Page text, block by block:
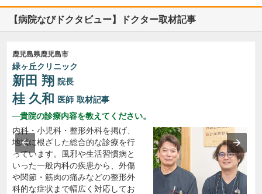
【病院なびドクタビュー】ドクター取材記事
鹿児島県鹿児島市
緑ヶ丘クリニック
新田 翔 院長
桂 久和 医師 取材記事
貴院の診療内容を教えてください。
内科・小児科・整形外科を掲げ、
地域に根ざした総合的な診療を行
っています。風邪や生活習慣病と
いった一般内科の疾患から、外傷
や関節・筋肉の痛みなどの整形外
科的な症状まで幅広く対応してお